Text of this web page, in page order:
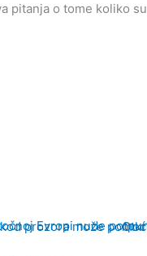
pitanja o tome koliko su